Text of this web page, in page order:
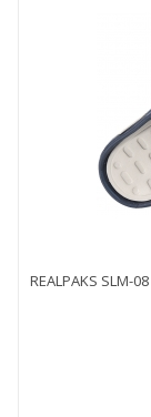
REALPAKS SLM-